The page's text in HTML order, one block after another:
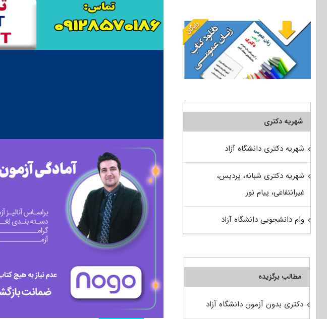
شهریه دکتری
شهریه دکتری دانشگاه آزاد
شهریه دکتری شبانه، پردیس،
غیرانتفاعی، پیام نور
وام دانشجویی دانشگاه آزاد
مطالب برگزیده
دکتری بدون آزمون دانشگاه آزاد